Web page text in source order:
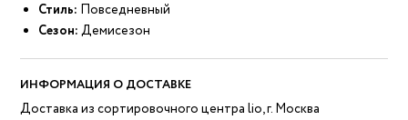
Стиль: Повседневный
Сезон: Демисезон
ИНФОРМАЦИЯ О ДОСТАВКЕ
Доставка из сортировочного центра lio, г. Москва